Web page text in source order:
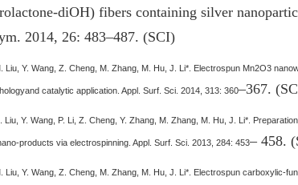
diOH) fibers containing silver
2014, 26: 483–487. (SCI)
Liu, Y. Wang, Z. Cheng, M. Zhang, M. Hu, J. Li*. Electrospun Mn2O3
catalytic application. Appl. Surf. Sci. 2014, 313: 360–367.
Liu, Y. Wang, P. Li, Z. Cheng, Y. Zhang, M. Zhang, M. Hu, J. Li*.
products via electrospinning. Appl. Surf. Sci. 2013, 284: 453– 458.
Liu, Y. Wang, Z. Cheng, M. Zhang, M. Hu, J. Li*. Electrospun carboxylic-